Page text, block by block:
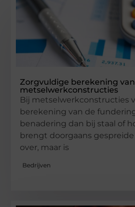
Zorgvuldige berekening
metselwerkconstructies
Bij metselwerkconstructies
berekening van de
benadering dan bij staal of
brengt doorgaans
over, maar is
Bedrijven